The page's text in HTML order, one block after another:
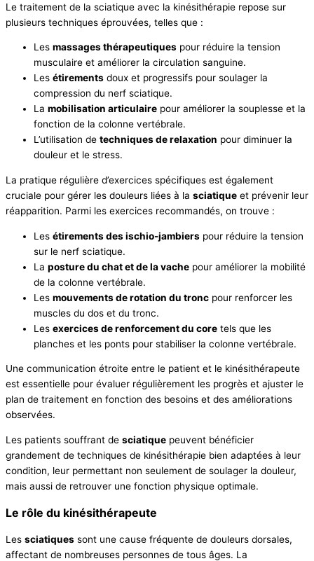
Le traitement de la sciatique avec la kinésithérapie repose sur
plusieurs techniques éprouvées, telles que :
Les massages thérapeutiques pour réduire la tension
musculaire et améliorer la circulation sanguine.
Les étirements doux et progressifs pour soulager la
compression du nerf sciatique.
La mobilisation articulaire pour améliorer la souplesse et la
fonction de la colonne vertébrale.
L’utilisation de techniques de relaxation pour diminuer la
douleur et le stress.
La pratique régulière d’exercices spécifiques est également
cruciale pour gérer les douleurs liées à la sciatique et prévenir leur
réapparition. Parmi les exercices recommandés, on trouve :
Les étirements des ischio-jambiers pour réduire la tension
sur le nerf sciatique.
La posture du chat et de la vache pour améliorer la mobilité
de la colonne vertébrale.
Les mouvements de rotation du tronc pour renforcer les
muscles du dos et du tronc.
Les exercices de renforcement du core tels que les
planches et les ponts pour stabiliser la colonne vertébrale.
Une communication étroite entre le patient et le kinésithérapeute
est essentielle pour évaluer régulièrement les progrès et ajuster le
plan de traitement en fonction des besoins et des améliorations
observées.
Les patients souffrant de sciatique peuvent bénéficier
grandement de techniques de kinésithérapie bien adaptées à leur
condition, leur permettant non seulement de soulager la douleur,
mais aussi de retrouver une fonction physique optimale.
Le rôle du kinésithérapeute
Les sciatiques sont une cause fréquente de douleurs dorsales,
affectant de nombreuses personnes de tous âges. La